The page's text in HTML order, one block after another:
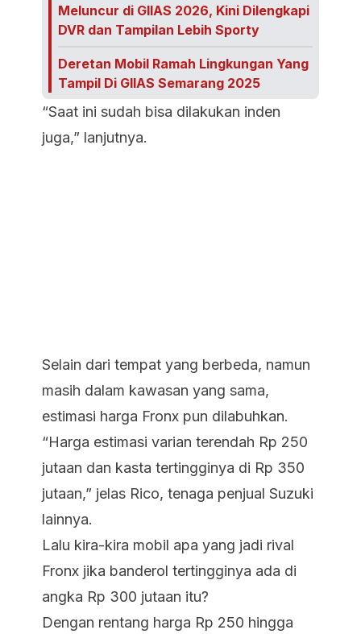
Meluncur di GIIAS 2026, Kini Dilengkapi
DVR dan Tampilan Lebih Sporty
Deretan Mobil Ramah Lingkungan Yang
Tampil Di GIIAS Semarang 2025
“Saat ini sudah bisa dilakukan inden
juga,” lanjutnya.
Selain dari tempat yang berbeda, namun
masih dalam kawasan yang sama,
estimasi harga Fronx pun dilabuhkan.
“Harga estimasi varian terendah Rp 250
jutaan dan kasta tertingginya di Rp 350
jutaan,” jelas Rico, tenaga penjual Suzuki
lainnya.
Lalu kira-kira mobil apa yang jadi rival
Fronx jika banderol tertingginya ada di
angka Rp 300 jutaan itu?
Dengan rentang harga Rp 250 hingga